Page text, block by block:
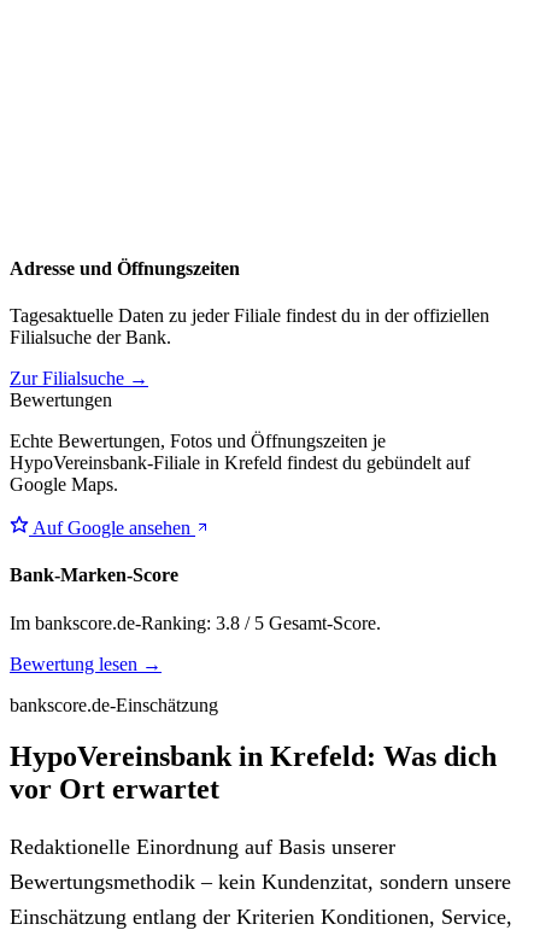
Adresse und Öffnungszeiten
Tagesaktuelle Daten zu jeder Filiale findest du in der offiziellen
Filialsuche der Bank.
Zur Filialsuche →
Bewertungen
Echte Bewertungen, Fotos und Öffnungszeiten je
HypoVereinsbank-Filiale in Krefeld findest du gebündelt auf
Google Maps.
Auf Google ansehen
Bank-Marken-Score
Im bankscore.de-Ranking: 3.8 / 5 Gesamt-Score.
Bewertung lesen →
bankscore.de-Einschätzung
HypoVereinsbank in Krefeld: Was dich
vor Ort erwartet
Redaktionelle Einordnung auf Basis unserer
Bewertungsmethodik – kein Kundenzitat, sondern unsere
Einschätzung entlang der Kriterien Konditionen, Service,